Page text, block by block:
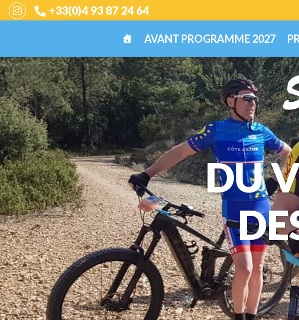
+33(0)4 93 87 24 64
AVANT PROGRAMME 2027
DU